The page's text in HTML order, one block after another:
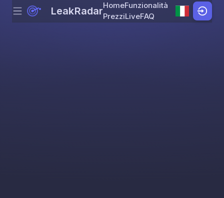
Skip to content
Menu LeakRadarHomeFunzionalità
PrezziLiveFAQ